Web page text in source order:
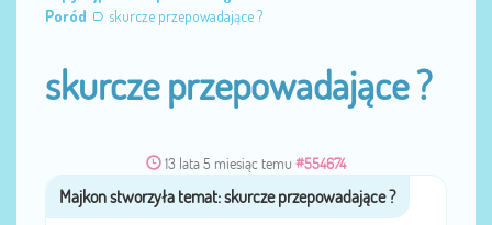
Poród
skurcze przepowadające ?
skurcze przepowadające ?
13 lata 5 miesiąc temu #554674
przezMajkon